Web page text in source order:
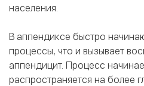
населения.
В аппендиксе быстро
процессы, что и вызывает
аппендицит. Процесс
распространяется на более